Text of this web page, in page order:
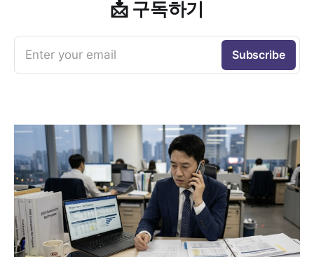
📩 구독하기
Enter your email Subscribe